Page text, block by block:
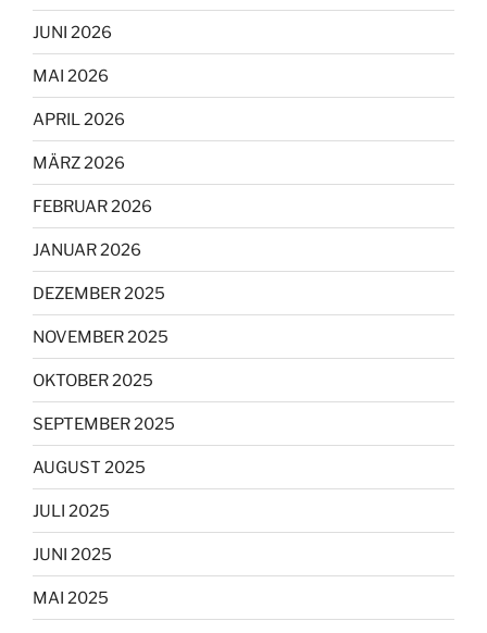
JUNI 2026
MAI 2026
APRIL 2026
MÄRZ 2026
FEBRUAR 2026
JANUAR 2026
DEZEMBER 2025
NOVEMBER 2025
OKTOBER 2025
SEPTEMBER 2025
AUGUST 2025
JULI 2025
JUNI 2025
MAI 2025